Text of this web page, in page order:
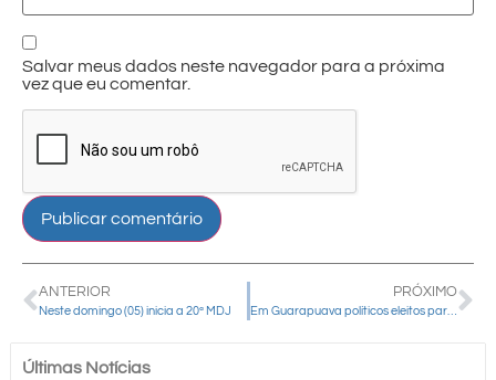
Salvar meus dados neste navegador para a próxima
vez que eu comentar.
ANTERIOR
Neste domingo (05) inicia a 20ª MDJ
PRÓXIMO
Em Guarapuava políticos eleitos para a gestão 2025-2028 participam de celebração
Últimas Notícias